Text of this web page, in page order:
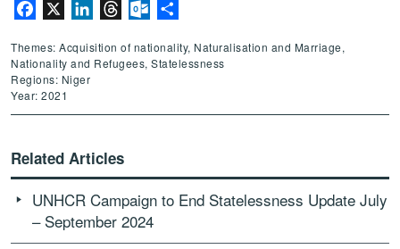
Facebook LinkedInThreadsOutlook.com
Themes: Acquisition of nationality, Naturalisation and Marriage,
Nationality and Refugees, Statelessness
Regions: Niger
Year: 2021
Related Articles
UNHCR Campaign to End Statelessness Update July
– September 2024